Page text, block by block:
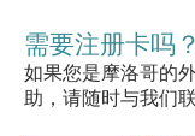
需要注册卡吗
如果您是摩洛哥的
助，请随时与我们联